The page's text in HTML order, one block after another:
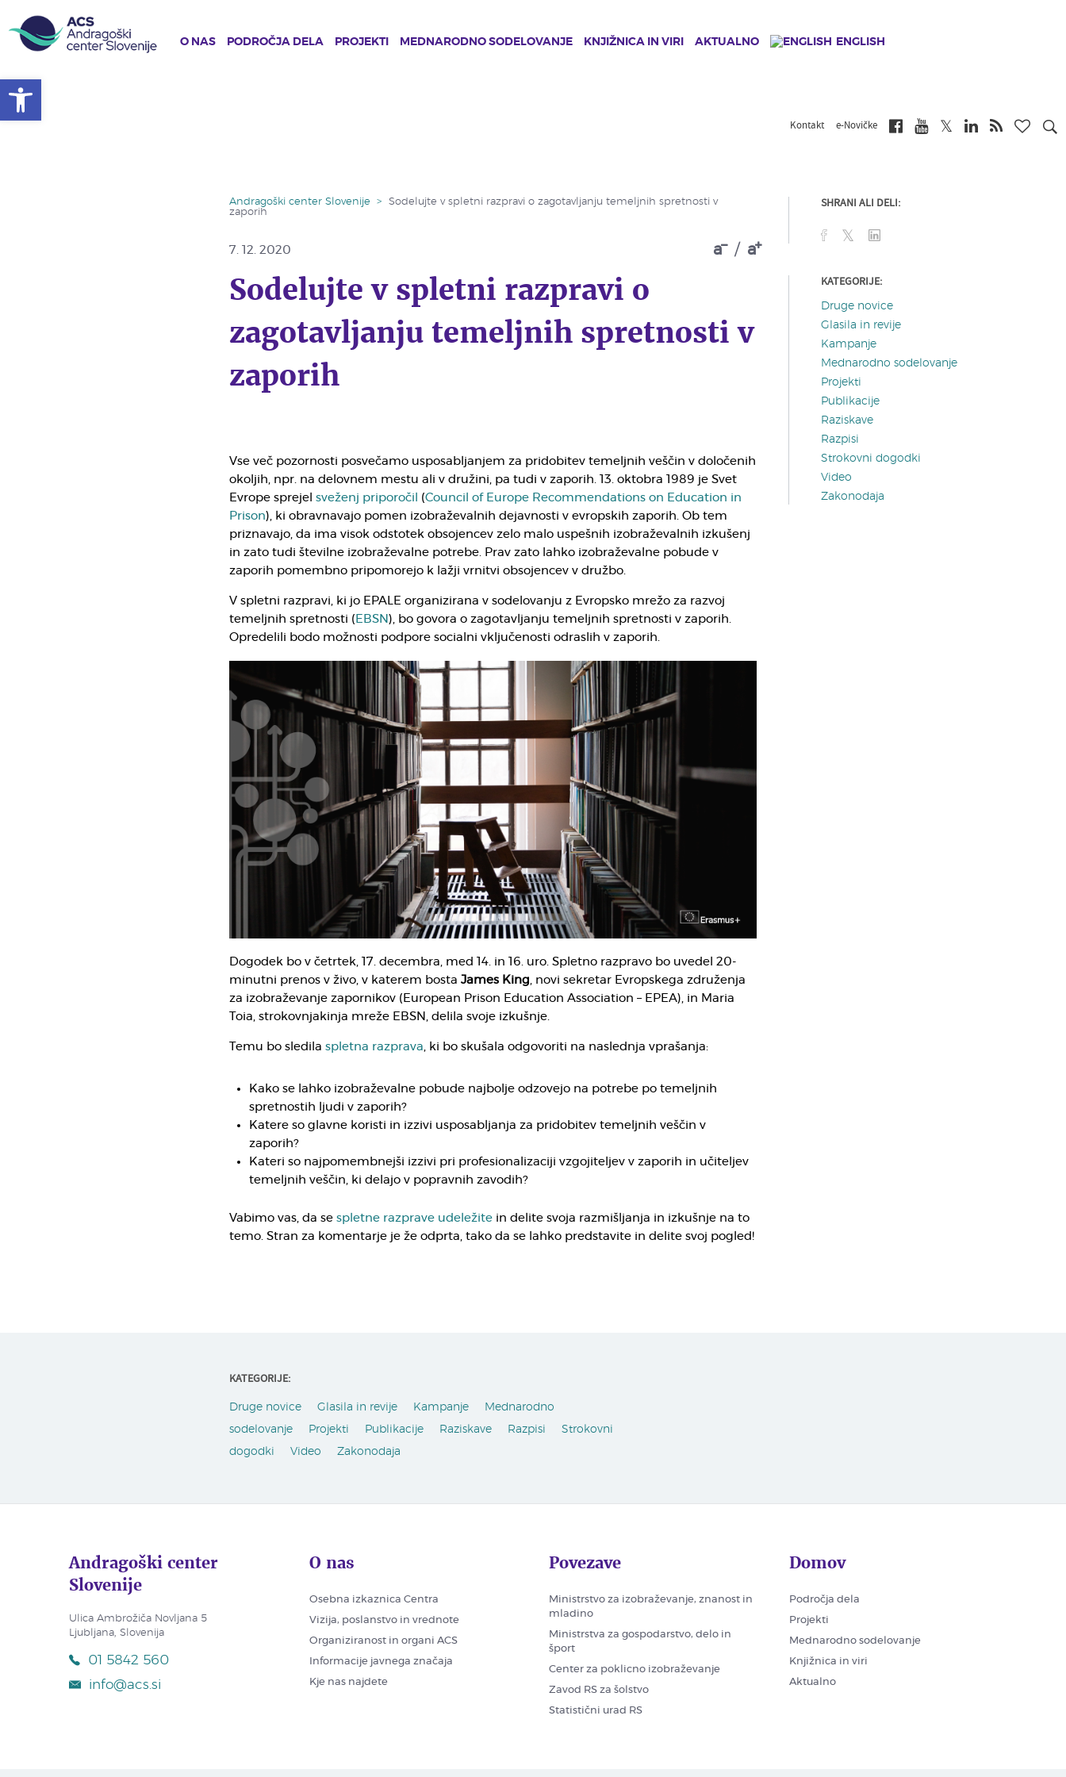
O NAS PODROČJA DELA PROJEKTI MEDNARODNO SODELOVANJE KNJIŽNICA IN VIRI AKTUALNO ENGLISH
Kontakt e-Novičke
Andragoški center Slovenije >
Sodelujte v spletni razpravi o zagotavljanju temeljnih spretnosti v
zaporih
a / a
7. 12. 2020
Sodelujte v spletni razpravi o
zagotavljanju temeljnih spretnosti v
zaporih
Vse več pozornosti posvečamo usposabljanjem za pridobitev temeljnih veščin v določenih
okoljih, npr. na delovnem mestu ali v družini, pa tudi v zaporih. 13. oktobra 1989 je Svet
Evrope sprejel sveženj priporočil (Council of Europe Recommendations on Education in
Prison), ki obravnavajo pomen izobraževalnih dejavnosti v evropskih zaporih. Ob tem
priznavajo, da ima visok odstotek obsojencev zelo malo uspešnih izobraževalnih izkušenj
in zato tudi številne izobraževalne potrebe. Prav zato lahko izobraževalne pobude v
zaporih pomembno pripomorejo k lažji vrnitvi obsojencev v družbo.
V spletni razpravi, ki jo EPALE organizirana v sodelovanju z Evropsko mrežo za razvoj
temeljnih spretnosti ( EBSN ), bo govora o zagotavljanju temeljnih spretnosti v zaporih.
Opredelili bodo možnosti podpore socialni vključenosti odraslih v zaporih.
Dogodek bo v četrtek, 17. decembra, med 14. in 16. uro. Spletno razpravo bo uvedel 20-
minutni prenos v živo, v katerem bosta James King, novi sekretar Evropskega združenja
za izobraževanje zapornikov (European Prison Education Association – EPEA), in Maria
Toia, strokovnjakinja mreže EBSN, delila svoje izkušnje.
Temu bo sledila spletna razprava, ki bo skušala odgovoriti na naslednja vprašanja:
Kako se lahko izobraževalne pobude najbolje odzovejo na potrebe po temeljnih
spretnostih ljudi v zaporih?
Katere so glavne koristi in izzivi usposabljanja za pridobitev temeljnih veščin v
zaporih?
Kateri so najpomembnejši izzivi pri profesionalizaciji vzgojiteljev v zaporih in učiteljev
temeljnih veščin, ki delajo v popravnih zavodih?
Vabimo vas, da se spletne razprave udeležitein delite svoja razmišljanja in izkušnje na to
temo. Stran za komentarje je že odprta, tako da se lahko predstavite in delite svoj pogled!
SHRANI ALI DELI:
KATEGORIJE:
Druge novice
Glasila in revije
Kampanje
Mednarodno sodelovanje
Projekti
Publikacije
Raziskave
Razpisi
Strokovni dogodki
Video
Zakonodaja
KATEGORIJE:
Druge novice Glasila in revije Kampanje
Mednarodno
sodelovanje
Projekti Publikacije Raziskave Razpisi
Strokovni
dogodki
Video Zakonodaja
Andragoški center
Slovenije
Ulica Ambrožiča Novljana 5
Ljubljana, Slovenija
01 5842 560
info@acs.si
O nas
Osebna izkaznica Centra
Vizija, poslanstvo in vrednote
Organiziranost in organi ACS
Informacije javnega značaja
Kje nas najdete
Povezave
Ministrstvo za izobraževanje, znanost in
mladino
Ministrstva za gospodarstvo, delo in
šport
Center za poklicno izobraževanje
Zavod RS za šolstvo
Statistični urad RS
Domov
Področja dela
Projekti
Mednarodno sodelovanje
Knjižnica in viri
Aktualno
Open toolbar